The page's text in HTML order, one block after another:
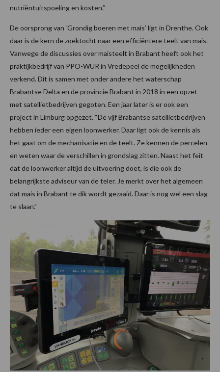
nutriëntuitspoeling en kosten.”
De oorsprong van ‘Grondig boeren met mais’ ligt in Drenthe. Ook
daar is de kern de zoektocht naar een efficiëntere teelt van mais.
Vanwege de discussies over maisteelt in Brabant heeft ook het
praktijkbedrijf van PPO-WUR in Vredepeel de mogelijkheden
verkend. Dit is samen met onder andere het waterschap
Brabantse Delta en de provincie Brabant in 2018 in een opzet
met satellietbedrijven gegoten. Een jaar later is er ook een
project in Limburg opgezet. “De vijf Brabantse satellietbedrijven
hebben ieder een eigen loonwerker. Daar ligt ook de kennis als
het gaat om de mechanisatie en de teelt. Ze kennen de percelen
en weten waar de verschillen in grondslag zitten. Naast het feit
dat de loonwerker altijd de uitvoering doet, is die ook de
belangrijkste adviseur van de teler. Je merkt over het algemeen
dat mais in Brabant te dik wordt gezaaid. Daar is nog wel een slag
te slaan.”